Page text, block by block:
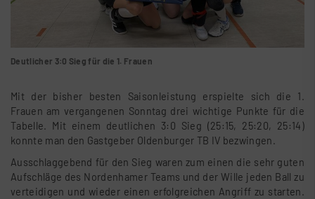
Deutlicher 3:0 Sieg für die 1. Frauen
Mit der bisher besten Saisonleistung erspielte sich die 1.
Frauen am vergangenen Sonntag drei wichtige Punkte für die
Tabelle. Mit einem deutlichen 3:0 Sieg (25:15, 25:20, 25:14)
konnte man den Gastgeber Oldenburger TB IV bezwingen.
Ausschlaggebend für den Sieg waren zum einen die sehr guten
Aufschläge des Nordenhamer Teams und der Wille jeden Ball zu
verteidigen und wieder einen erfolgreichen Angriff zu starten.